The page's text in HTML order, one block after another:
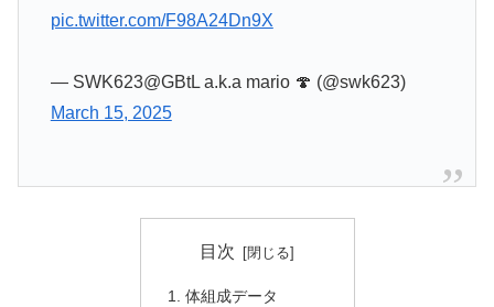
pic.twitter.com/F98A24Dn9X
— SWK623@GBtL a.k.a mario 🍄 (@swk623)
March 15, 2025
目次
体組成データ